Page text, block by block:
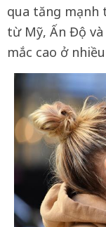
qua tăng mạnh
từ Mỹ, Ấn Độ
mắc cao ở